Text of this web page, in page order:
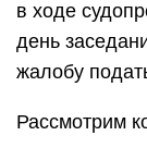
в ходе
день
жалобу
Рассмотрим